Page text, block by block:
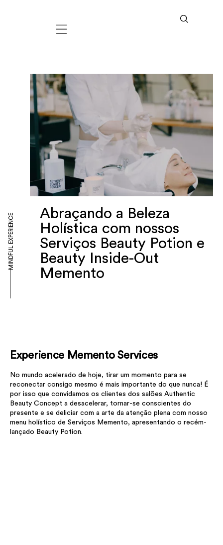
Mobile navigation
Abraçando a Beleza
Holística com nossos
Serviços Beauty Potion e
Beauty Inside-Out
Memento
MINDFUL EXPERIENCE
Experience Memento Services
No mundo acelerado de hoje, tirar um momento para se
reconectar consigo mesmo é mais importante do que nunca! É
por isso que convidamos os clientes dos salões Authentic
Beauty Concept a desacelerar, tornar-se conscientes do
presente e se deliciar com a arte da atenção plena com nosso
menu holístico de Serviços Memento, apresentando o recém-
lançado Beauty Potion.